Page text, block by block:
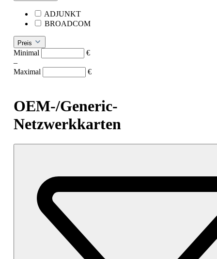
ADJUNKT
BROADCOM
Preis
Minimal
€
–
Maximal
€
OEM-/Generic-
Netzwerkkarten